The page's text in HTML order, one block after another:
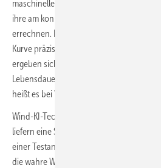
maschinellem Lernen sollen Windturbinen
ihre am konkreten Windstandort
errechnen. Dann soll die
Kurve präziser ausregeln und viele
ergeben sich Anwendungsmöglichkeiten
Lebensdauer und Belastung als auch
heißt es bei Wind-KI.
Wind-KI-Technologiepartner ist Latoda.
liefern eine Software, die aktuell aus
einer Test­anlage sowie Windmessdaten
die wahre Windgeschwindigkeit ermittelt.